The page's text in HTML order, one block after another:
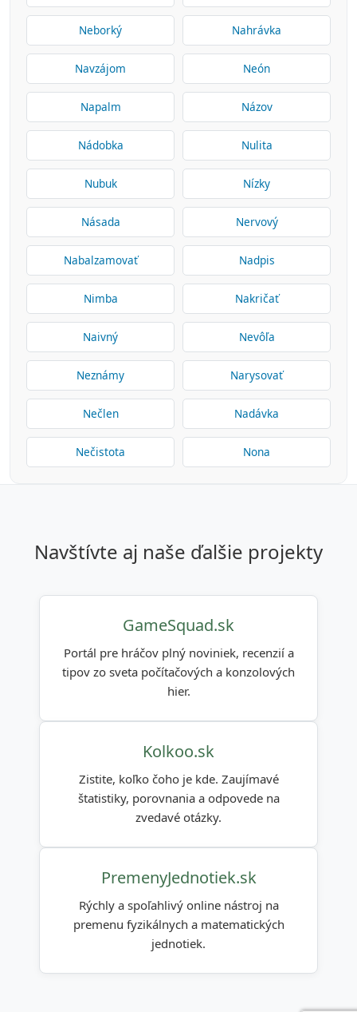
Neborký Nahrávka
Navzájom Neón
Napalm Názov
Nádobka Nulita
Nubuk Nízky
Násada Nervový
Nabalzamovať Nadpis
Nimba Nakričať
Naivný Nevôľa
Neznámy Narysovať
Nečlen Nadávka
Nečistota Nona
navštívte aj naše ďalšie projekty
GameSquad.sk
Portál pre hráčov plný noviniek, recenzií a
tipov zo sveta počítačových a konzolových
hier.
Kolkoo.sk
Zistite, koľko čoho je kde. Zaujímavé
štatistiky, porovnania a odpovede na
zvedavé otázky.
PremenyJednotiek.sk
Rýchly a spoľahlivý online nástroj na
premenu fyzikálnych a matematických
jednotiek.